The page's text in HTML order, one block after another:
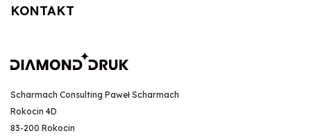
KONTAKT
Scharmach Consulting Paweł Scharmach
Rokocin 4D
83-200 Rokocin